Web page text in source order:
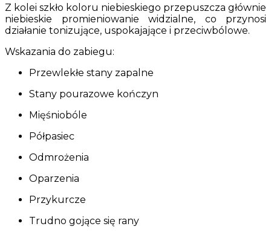
Z kolei szkło koloru niebieskiego przepuszcza głównie
niebieskie promieniowanie widzialne, co przynosi
działanie tonizujące, uspokajające i przeciwbólowe.
Wskazania do zabiegu:
Przewlekłe stany zapalne
Stany pourazowe kończyn
Mięśniobóle
Półpasiec
Odmrożenia
Oparzenia
Przykurcze
Trudno gojące się rany